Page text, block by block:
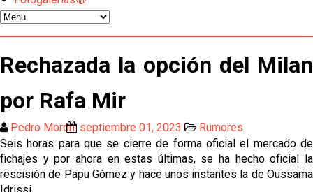
de Salónica
Juanlu se marcha traspasado al Bournemouth
Emery quiere pescar en el Atleti , el Villareal ya
tiene nuevo portero y el Getafe mueve ficha... Las
últimas novedades del mercado de La Liga
Vargas y Sow se incorporan al grupo en la sesión
Rechazada la opción del Milan
por Rafa Mir
Pedro Morón septiembre 01, 2023
Rumores
Seis horas para que se cierre de forma oficial el mercado de
fichajes y por ahora en estas últimas, se ha hecho oficial la
rescisión de Papu Gómez y hace unos instantes la de Oussama